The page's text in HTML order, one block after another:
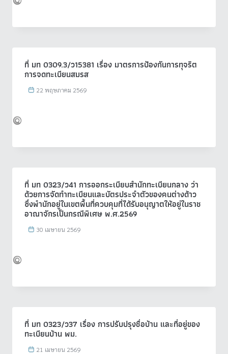
ที่ มท 0309.3/ว15381 เรื่อง มาตรการป้องกันการทุจริต
การจดทะเบียนสมรส
22 พฤษภาคม 2569
ที่ มท 0323/ว41 การออกระเบียบสำนักทะเบียนกลาง ว่า
ด้วยการจัดทำทะเบียนและบัตรประจำตัวของคนต่างด้าว
ซึ่งพำนักอยู่ในเขตพื้นที่ควบคุมที่ได้รับอนุญาตให้อยู่ในราช
อาณาจักรเป็นกรณีพิเศษ พ.ศ.2569
30 เมษายน 2569
ที่ มท 0323/ว37 เรื่อง การปรับปรุงชื่อบ้าน และที่อยู่ของ
ทะเบียนบ้าน พม.
21 เมษายน 2569